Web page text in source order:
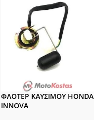
ΦΛΟΤΕΡ ΚΑΥΣΙΜΟΥ HONDA
INNOVA